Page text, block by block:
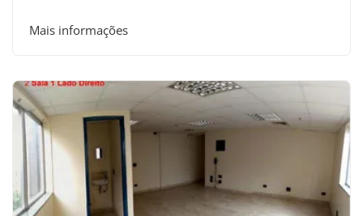
Mais informações